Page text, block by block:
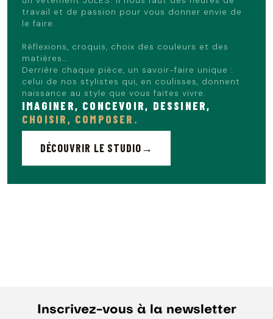
travail et de passion pour vous donner envie de
le faire.
Réflexions, croquis, choix des couleurs et des
matières…
Derrière chaque pièce, un savoir-faire unique :
celui de nos stylistes qui, en coulisses, donnent
naissance au style que vous faites vivre.
IMAGINER, CONCEVOIR, DESSINER,
CHOISIR, COMPOSER.
DÉCOUVRIR LE STUDIO
Inscrivez-vous à la newsletter